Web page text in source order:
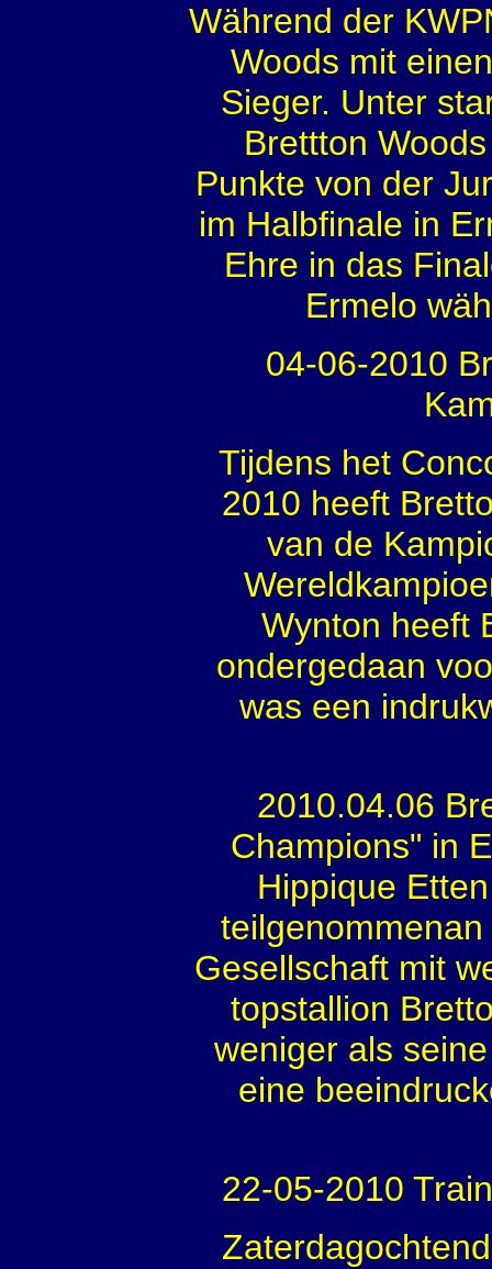
Während der
Woods mit
Sieger. Unter
Brettton
Punkte von der
im Halbfinale in
Ehre in das
Ermelo
04-06-2010
Tijdens het
2010 heeft
van de
Wynton heeft
ondergedaan
was een
2010.04.06
Champions" in
Hippique
Gesellschaft mit
topstallion
weniger als
eine
22-05-2010